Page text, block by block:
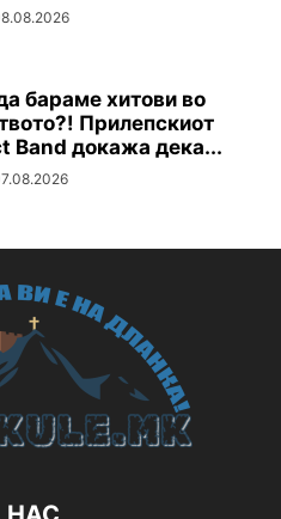
бараме хитови во
Прилепскиот
Band докажа дека...